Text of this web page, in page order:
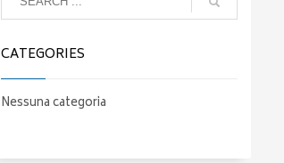
CATEGORIES
Nessuna categoria